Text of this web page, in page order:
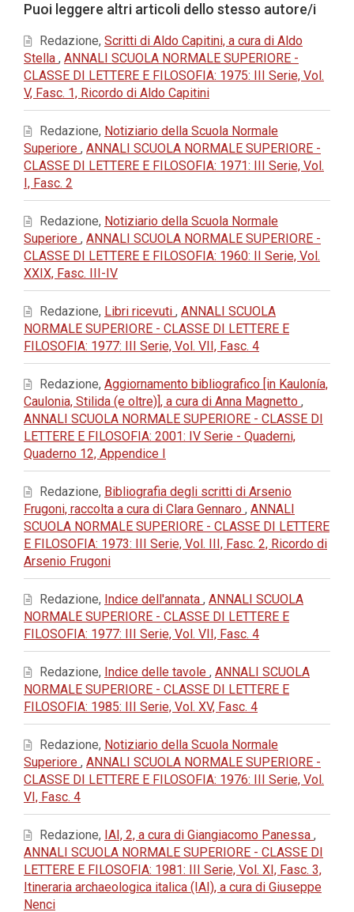
dell'articolo
Puoi leggere altri articoli dello stesso autore/i
Redazione, Scritti di Aldo Capitini, a cura di Aldo
Stella , ANNALI SCUOLA NORMALE SUPERIORE -
CLASSE DI LETTERE E FILOSOFIA: 1975: III Serie, Vol.
V, Fasc. 1, Ricordo di Aldo Capitini
Redazione, Notiziario della Scuola Normale
Superiore , ANNALI SCUOLA NORMALE SUPERIORE -
CLASSE DI LETTERE E FILOSOFIA: 1971: III Serie, Vol.
I, Fasc. 2
Redazione, Notiziario della Scuola Normale
Superiore , ANNALI SCUOLA NORMALE SUPERIORE -
CLASSE DI LETTERE E FILOSOFIA: 1960: II Serie, Vol.
XXIX, Fasc. III-IV
Redazione, Libri ricevuti , ANNALI SCUOLA
NORMALE SUPERIORE - CLASSE DI LETTERE E
FILOSOFIA: 1977: III Serie, Vol. VII, Fasc. 4
Redazione, Aggiornamento bibliografico [in Kaulonía,
Caulonia, Stilida (e oltre)], a cura di Anna Magnetto ,
ANNALI SCUOLA NORMALE SUPERIORE - CLASSE DI
LETTERE E FILOSOFIA: 2001: IV Serie - Quaderni,
Quaderno 12, Appendice I
Redazione, Bibliografia degli scritti di Arsenio
Frugoni, raccolta a cura di Clara Gennaro , ANNALI
SCUOLA NORMALE SUPERIORE - CLASSE DI LETTERE
E FILOSOFIA: 1973: III Serie, Vol. III, Fasc. 2, Ricordo di
Arsenio Frugoni
Redazione, Indice dell'annata , ANNALI SCUOLA
NORMALE SUPERIORE - CLASSE DI LETTERE E
FILOSOFIA: 1977: III Serie, Vol. VII, Fasc. 4
Redazione, Indice delle tavole , ANNALI SCUOLA
NORMALE SUPERIORE - CLASSE DI LETTERE E
FILOSOFIA: 1985: III Serie, Vol. XV, Fasc. 4
Redazione, Notiziario della Scuola Normale
Superiore , ANNALI SCUOLA NORMALE SUPERIORE -
CLASSE DI LETTERE E FILOSOFIA: 1976: III Serie, Vol.
VI, Fasc. 4
Redazione, IAI, 2, a cura di Giangiacomo Panessa ,
ANNALI SCUOLA NORMALE SUPERIORE - CLASSE DI
LETTERE E FILOSOFIA: 1981: III Serie, Vol. XI, Fasc. 3,
Itineraria archaeologica italica (IAI), a cura di Giuseppe
Nenci